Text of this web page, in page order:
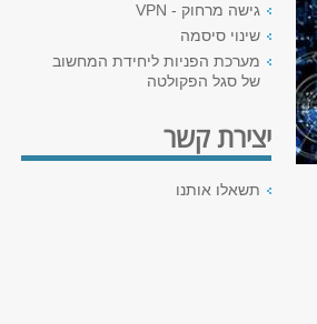
גישה מרחוק - VPN
שינוי סיסמה
מערכת הפניות ליחידת המחשוב
של סגל הפקולטה
יצירת קשר
תשאלו אותנו